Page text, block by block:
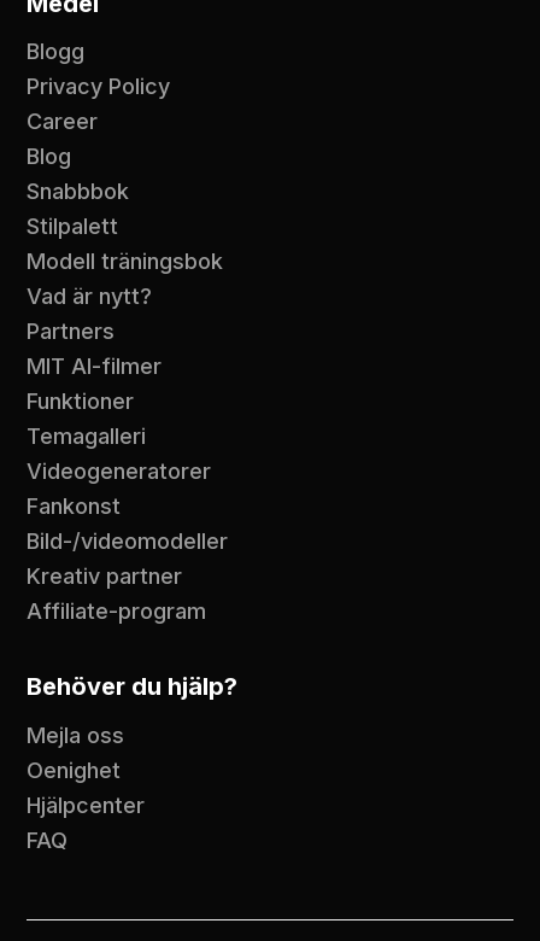
Blogg
Privacy Policy
Career
Blog
Snabbbok
Stilpalett
Modell träningsbok
Vad är nytt?
Partners
MIT AI-filmer
Funktioner
Temagalleri
Videogeneratorer
Fankonst
Bild-/videomodeller
Kreativ partner
Affiliate-program
Behöver du hjälp?
Mejla oss
Oenighet
Hjälpcenter
FAQ